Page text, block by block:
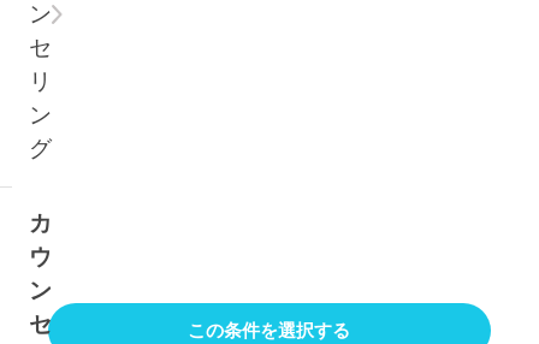
ン
セ
リ
ン
グ
カ
ウ
ン
セ
この条件を選択する